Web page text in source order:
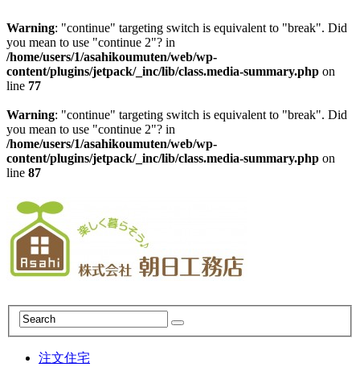
Warning: "continue" targeting switch is equivalent to "break". Did
you mean to use "continue 2"? in
/home/users/1/asahikoumuten/web/wp-
content/plugins/jetpack/_inc/lib/class.media-summary.php on
line 77
Warning: "continue" targeting switch is equivalent to "break". Did
you mean to use "continue 2"? in
/home/users/1/asahikoumuten/web/wp-
content/plugins/jetpack/_inc/lib/class.media-summary.php on
line 87
注文住宅